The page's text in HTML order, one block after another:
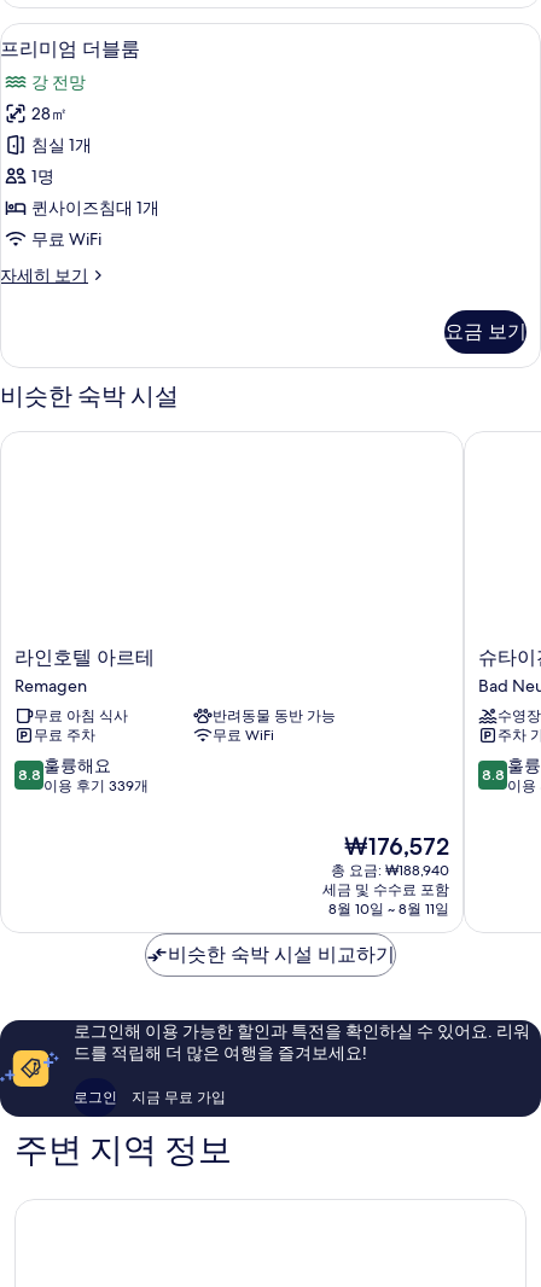
기
트
자
히
보
기
프
미
엄
더
블
룸
진
두
보
기
저자극성 침구, 책상, 노트북 작업 공간,
6
프리미엄 더블룸
강 전망
28㎡
침실 1개
1명
퀸사이즈침대 1개
무료 WiFi
자세히 보기
프
더
블
룸
세
요금 보기
비슷한 숙박 시설
라
인
호
텔
아
르
테
라인호텔 아르테
Remagen
무료 아침 식사
반려동물 동반 가능
무료 주차
무료 WiFi
10
점
륭
용
후
기
339
개
8.8 훌륭해요
이용 후기 339개
현
재
요
금
₩176,572
₩176,572
총 요금: ₩188,940
세금 및 수수료 포함
8월 10일 ~ 8월 11일
라인호텔 아르테
슈
타
이
겐
베
르
거
엔
슈타
Bad
수영장
주차
10
점
륭
용
8.8 훌
이용
슈타이
비슷한 숙박 시설 비교하기
로그인해 이용 가능한 할인과 특전을 확인하실 수 있어요. 리워
드를 적립해 더 많은 여행을 즐겨보세요!
로그인 지금 무료 가입
주변 지역 정보